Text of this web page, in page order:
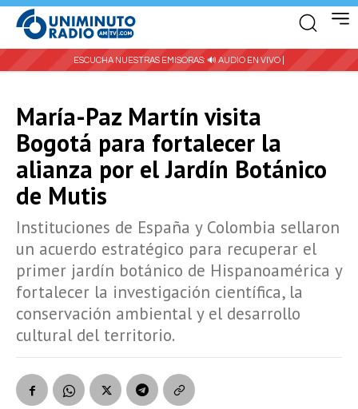
ESCUCHA NUESTRAS EMISORAS: 🔊 AUDIO EN VIVO |
María-Paz Martín visita
Bogotá para fortalecer la
alianza por el Jardín Botánico
de Mutis
Instituciones de España y Colombia sellaron
un acuerdo estratégico para recuperar el
primer jardín botánico de Hispanoamérica y
fortalecer la investigación científica, la
conservación ambiental y el desarrollo
cultural del territorio.